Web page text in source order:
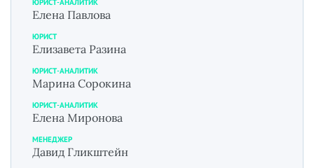
ЮРИСТ-АНАЛИТИК
Елена Павлова
ЮРИСТ
Елизавета Разина
ЮРИСТ-АНАЛИТИК
Марина Сорокина
ЮРИСТ-АНАЛИТИК
Елена Миронова
МЕНЕДЖЕР
Давид Гликштейн